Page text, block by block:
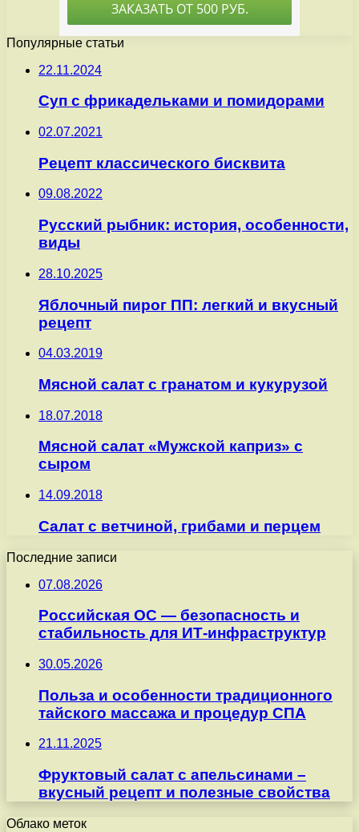
Популярные статьи
22.11.2024
Суп с фрикадельками и помидорами
02.07.2021
Рецепт классического бисквита
09.08.2022
Русский рыбник: история, особенности,
виды
28.10.2025
Яблочный пирог ПП: легкий и вкусный
рецепт
04.03.2019
Мясной салат с гранатом и кукурузой
18.07.2018
Мясной салат «Мужской каприз» с
сыром
14.09.2018
Салат с ветчиной, грибами и перцем
Последние записи
07.08.2026
Российская ОС — безопасность и
стабильность для ИТ-инфраструктур
30.05.2026
Польза и особенности традиционного
тайского массажа и процедур СПА
21.11.2025
Фруктовый салат с апельсинами –
вкусный рецепт и полезные свойства
Облако меток